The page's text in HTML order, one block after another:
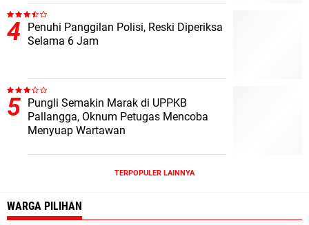
Penuhi Panggilan Polisi, Reski Diperiksa
Selama 6 Jam
Pungli Semakin Marak di UPPKB
Pallangga, Oknum Petugas Mencoba
Menyuap Wartawan
TERPOPULER LAINNYA
WARGA PILIHAN